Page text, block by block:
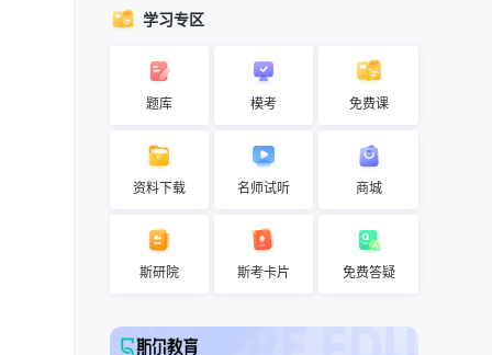
学习专区
题库 模考 免费课
资料下载 名师试听 商城
斯研院 斯考卡片 免费答疑